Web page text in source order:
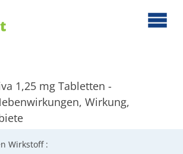
1,25 mg Tabletten -
Wirkung,
Wirkstoff :